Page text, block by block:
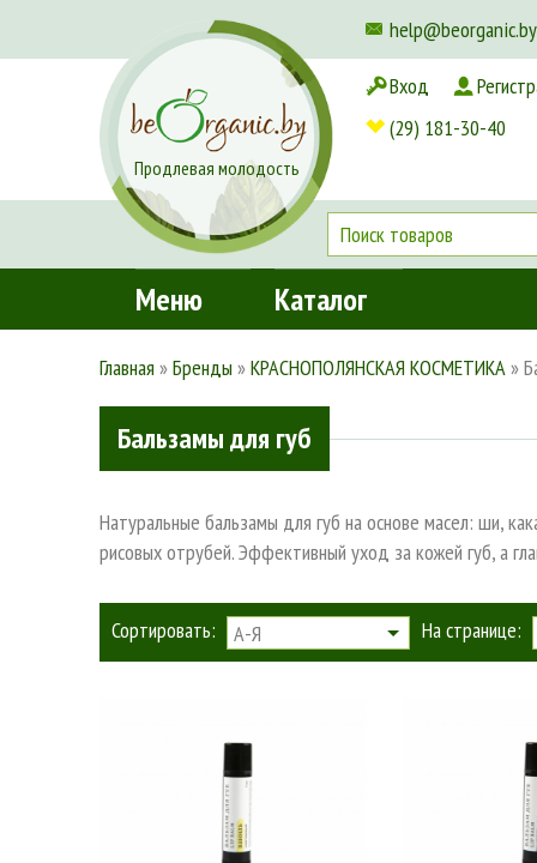
help@beorganic.by
Доставка и оплата
Продлевая молодость
Вход
(29) 181-30-40
Меню Каталог
Главная »Бренды »КРАСНОПОЛЯНСКАЯ КОСМЕТИКА»
Бальзамы для губ
Натуральные бальзамы для губ на основе масел: ши,
рисовых отрубей. Эффективный уход за кожей губ, а
Сортировать: А-Я На странице: